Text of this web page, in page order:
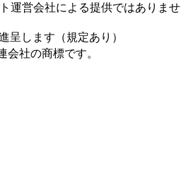
運営会社による提供ではありませ
します（規定あり）
会社の商標です。